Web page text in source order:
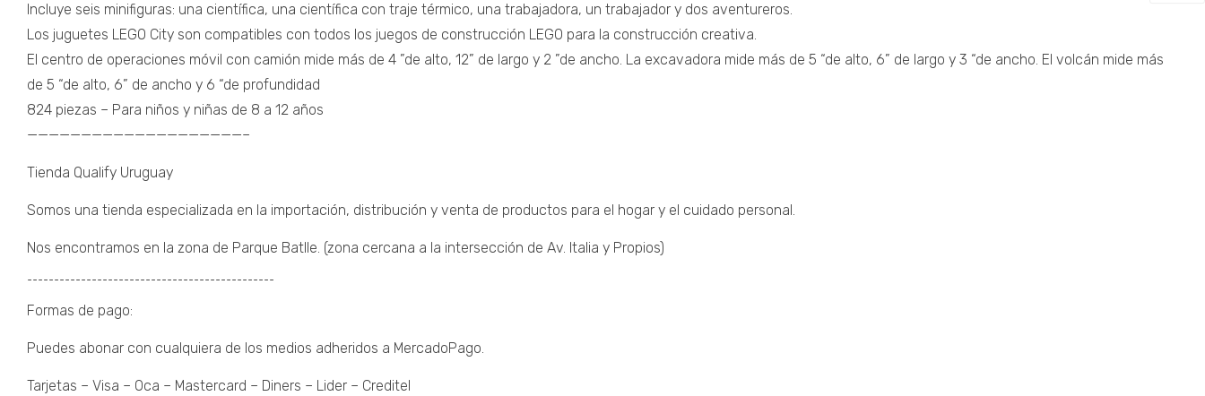
Incluye seis minifiguras: una científica, una científica con traje térmico, una trabajadora, un trabajador y dos aventureros.
Los juguetes LEGO City son compatibles con todos los juegos de construcción LEGO para la construcción creativa.
El centro de operaciones móvil con camión mide más de 4 ”de alto, 12” de largo y 2 ”de ancho. La excavadora mide más de 5 “de alto, 6” de largo y 3 “de ancho. El volcán mide más
de 5 “de alto, 6” de ancho y 6 “de profundidad
824 piezas – Para niños y niñas de 8 a 12 años
————————————————————–
Tienda Qualify Uruguay
Somos una tienda especializada en la importación, distribución y venta de productos para el hogar y el cuidado personal.
Nos encontramos en la zona de Parque Batlle. (zona cercana a la intersección de Av. Italia y Propios)
¯¯¯¯¯¯¯¯¯¯¯¯¯¯¯¯¯¯¯¯¯¯¯¯¯¯¯¯¯¯¯¯¯¯¯¯¯¯¯¯¯¯¯¯¯¯
Formas de pago:
Puedes abonar con cualquiera de los medios adheridos a MercadoPago.
Tarjetas – Visa – Oca – Mastercard – Diners – Lider – Creditel